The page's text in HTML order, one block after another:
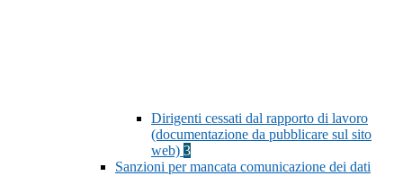
Dirigenti cessati dal rapporto di lavoro
(documentazione da pubblicare sul sito
web) 3
Sanzioni per mancata comunicazione dei dati